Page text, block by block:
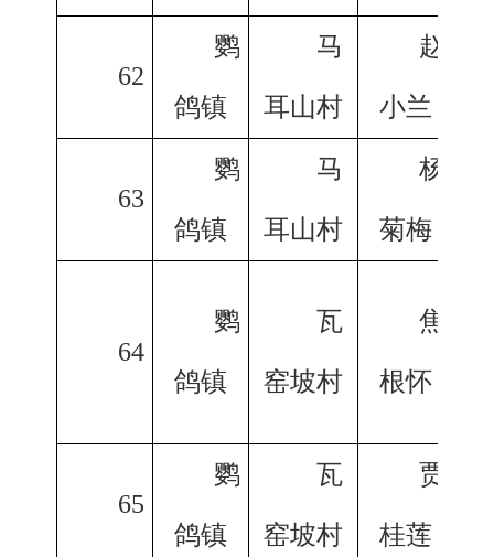
62
鹦
鸽镇
马
耳山村
赵
小兰
63
鹦
鸽镇
马
耳山村
杨
菊梅
64
鹦
鸽镇
瓦
窑坡村
焦
根怀
65
鹦
鸽镇
瓦
窑坡村
贾
桂莲